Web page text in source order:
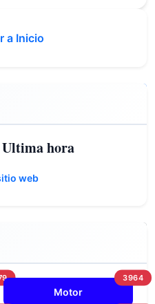
a Inicio
hora
web
Motor
3964